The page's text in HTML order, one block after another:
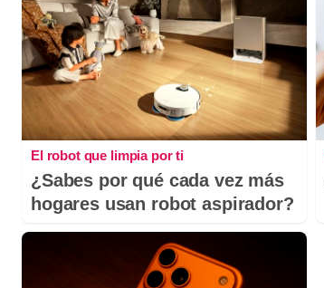
El robot que limpia por ti
¿Sabes por qué cada vez más
hogares usan robot aspirador?